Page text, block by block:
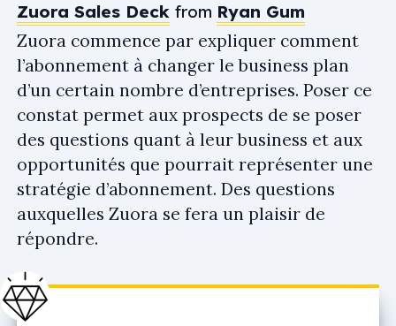
Zuora Sales Deck from Ryan Gum
Zuora commence par expliquer comment
l’abonnement à changer le business plan
d’un certain nombre d’entreprises. Poser ce
constat permet aux prospects de se poser
des questions quant à leur business et aux
opportunités que pourrait représenter une
stratégie d’abonnement. Des questions
auxquelles Zuora se fera un plaisir de
répondre.